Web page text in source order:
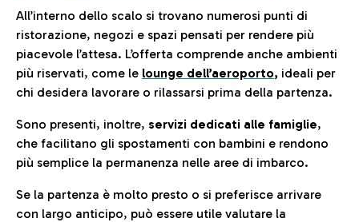
All’interno dello scalo si trovano numerosi punti di
ristorazione, negozi e spazi pensati per rendere più
piacevole l’attesa. L’offerta comprende anche ambienti
più riservati, come le lounge dell’aeroporto, ideali per
chi desidera lavorare o rilassarsi prima della partenza.
Sono presenti, inoltre, servizi dedicati alle famiglie,
che facilitano gli spostamenti con bambini e rendono
più semplice la permanenza nelle aree di imbarco.
Se la partenza è molto presto o si preferisce arrivare
con largo anticipo, può essere utile valutare la